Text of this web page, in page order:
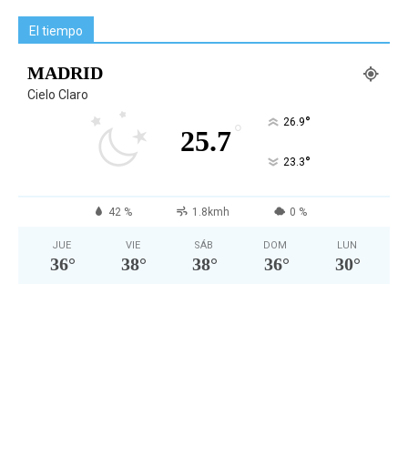
El tiempo
MADRID
Cielo Claro
25.7° 26.9°
23.3°
42 % 1.8kmh 0 %
JUE
36°
VIE
38°
SÁB
38°
DOM
36°
LUN
30°